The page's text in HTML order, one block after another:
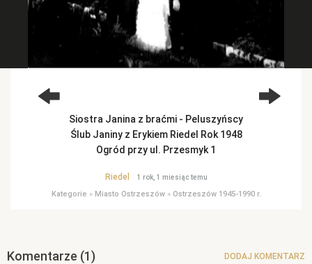
+ Dodaj zdjęcia
Siostra Janina z braćmi - Peluszyńscy
Ślub Janiny z Erykiem Riedel Rok 1948
Ogród przy ul. Przesmyk 1
Riedel 1 rok, 1 miesiąc temu
Kategorie » Miasto Ostrzeszów» Ostrzeszów 1945-1990 r.
Komentarze (1) DODAJ KOMENTARZ